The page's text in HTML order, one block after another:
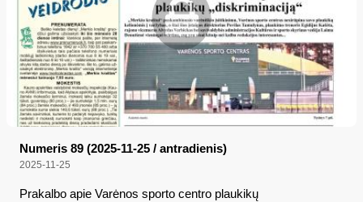
Numeris 89 (2025-11-25 / antradienis)
2025-11-25
Prakalbo apie Varėnos sporto centro plaukikų